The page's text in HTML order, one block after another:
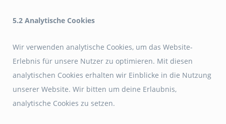
5.2 Analytische Cookies
Wir verwenden analytische Cookies, um das Website-
Erlebnis für unsere Nutzer zu optimieren. Mit diesen
analytischen Cookies erhalten wir Einblicke in die Nutzung
unserer Website. Wir bitten um deine Erlaubnis,
analytische Cookies zu setzen.